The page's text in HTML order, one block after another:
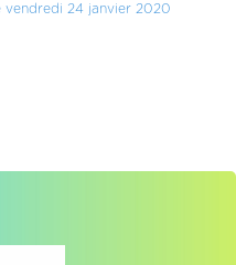
vendredi 24 janvier 2020